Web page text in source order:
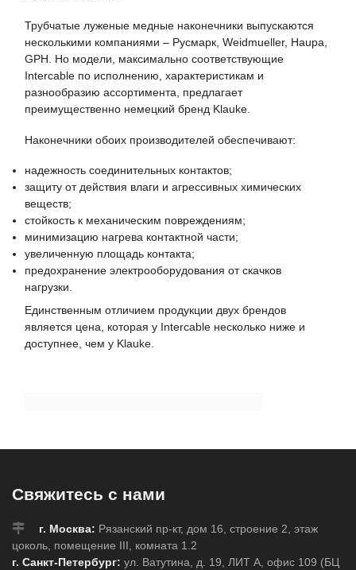
Трубчатые луженые медные наконечники выпускаются
несколькими компаниями – Русмарк, Weidmueller, Haupa,
GPH. Но модели, максимально соответствующие
Intercable по исполнению, характеристикам и
разнообразию ассортимента, предлагает
преимущественно немецкий бренд Klauke.
Наконечники обоих производителей обеспечивают:
надежность соединительных контактов;
защиту от действия влаги и агрессивных химических
веществ;
стойкость к механическим повреждениям;
минимизацию нагрева контактной части;
увеличенную площадь контакта;
предохранение электрооборудования от скачков
нагрузки.
Единственным отличием продукции двух брендов
является цена, которая у Intercable несколько ниже и
доступнее, чем у Klauke.
Свяжитесь с нами
г. Москва: Рязанский пр-кт, дом 16, строение 2, этаж
цоколь, помещение III, комната 1.2
г. Санкт-Петербург: ул. Ватутина, д. 19, ЛИТ А, офис 109 (БЦ